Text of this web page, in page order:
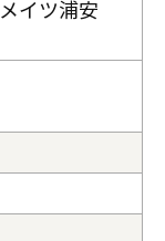
メイツ浦安